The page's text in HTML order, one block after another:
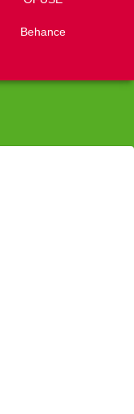
Behance